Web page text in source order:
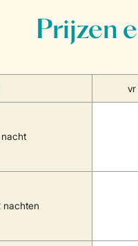
Prijzen
vr
nacht
nachten